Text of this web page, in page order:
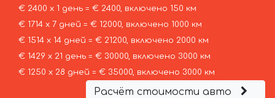
€ 2400 х 1 день = € 2400, включено 150 км
€ 1714 х 7 дней = € 12000, включено 1000 км
€ 1514 х 14 дней = € 21200, включено 2000 км
€ 1429 х 21 день = € 30000, включено 3000 км
€ 1250 х 28 дней = € 35000, включено 3000 км
Расчёт стоимости авто